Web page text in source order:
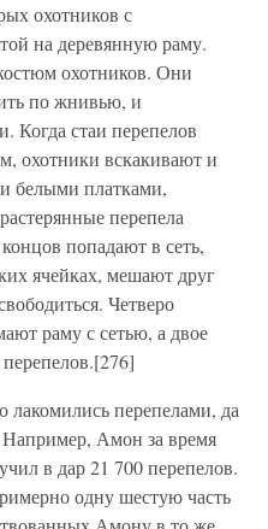
охотников с
на деревянную раму.
охотников. Они
по жнивью, и
Когда стаи перепелов
охотники вскакивают и
белыми платками,
перепела
попадают в сеть,
ячейках, мешают друг
Четверо
раму с сетью, а двое
лакомились перепелами, да
Амон за время
в дар 21 700 перепелов.
одну шестую часть